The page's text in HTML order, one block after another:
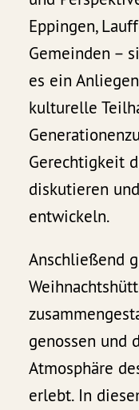
Eppingen,
Gemeinden –
es ein
kulturelle
Gerechtigkeit
diskutieren
entwickeln.
Anschließend
genossen und
Atmosphäre
erlebt. In